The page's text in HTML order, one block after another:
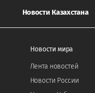
Новости Казахстана
Новости мира
Лента новостей
Новости России